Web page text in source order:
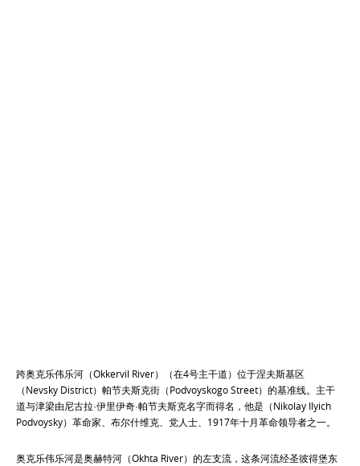
跨奥克乐伟乐河（Okkervil River）（在4号主干道）位于涅夫斯基区
（Nevsky District）帕节夫斯克街（Podvoyskogo Street）的基准线。主干
道与津梁由尼古拉·伊里伊奇·帕节夫斯克名字而得名，他是（Nikolay Ilyich
Podvoysky）革命家、布尔什维克、党人士、1917年十月革命领导者之一。
奥克乐伟乐河是奥赫特河（Okhta River）的左支流，这条河流经圣彼得堡东